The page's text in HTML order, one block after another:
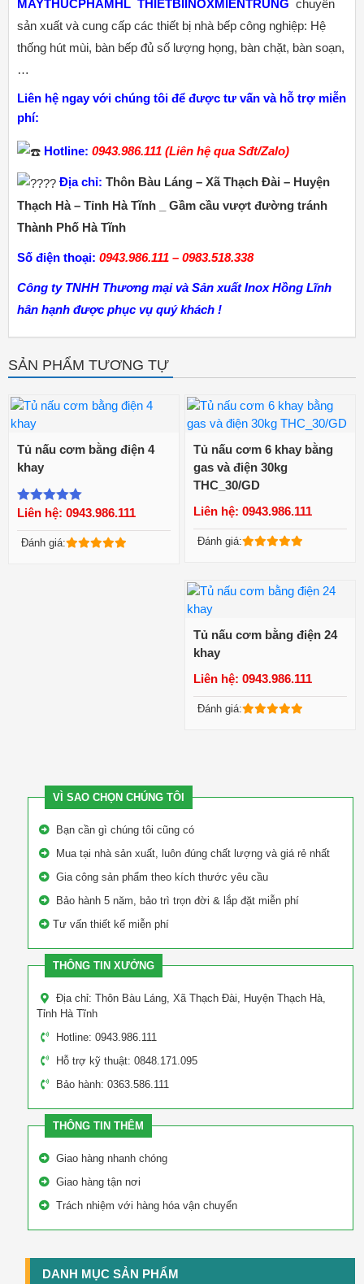
MAYTHUCPHAMHL THIETBIINOXMIENTRUNG chuyên
sản xuất và cung cấp các thiết bị nhà bếp công nghiệp: Hệ
thống hút mùi, bàn bếp đủ số lượng họng, bàn chặt, bàn soạn,
…
Liên hệ ngay với chúng tôi để được tư vấn và hỗ trợ miễn
phí:
Hotline: 0943.986.111 (Liên hệ qua Sđt/Zalo)
Địa chỉ: Thôn Bàu Láng – Xã Thạch Đài – Huyện
Thạch Hà – Tỉnh Hà Tĩnh _ Gầm cầu vượt đường tránh
Thành Phố Hà Tĩnh
Số điện thoại: 0943.986.111 – 0983.518.338
Công ty TNHH Thương mại và Sản xuất Inox Hồng Lĩnh
hân hạnh được phục vụ quý khách !
SẢN PHẨM TƯƠNG TỰ
Xem chi tiết
Tủ nấu cơm bằng điện 4
khay
Được xếp
hạng5.005
Liên hệ: 0943.986.111
Đánh giá:
Xem chi tiết
Tủ nấu cơm 6 khay bằng
gas và điện 30kg
THC_30/GD
Liên hệ: 0943.986.111
Đánh giá:
Xem chi tiết
Tủ nấu cơm bằng điện 24
khay
Liên hệ: 0943.986.111
Đánh giá:
VÌ SAO CHỌN CHÚNG TÔI
Bạn cần gì chúng tôi cũng có
Mua tại nhà sản xuất, luôn đúng chất lượng và giá rẻ nhất
Gia công sản phẩm theo kích thước yêu cầu
Bảo hành 5 năm, bảo trì trọn đời & lắp đặt miễn phí
Tư vấn thiết kế miễn phí
THÔNG TIN XƯỞNG
Địa chỉ: Thôn Bàu Láng, Xã Thạch Đài, Huyện Thạch Hà,
Tỉnh Hà Tĩnh
Hotline: 0943.986.111
Hỗ trợ kỹ thuật: 0848.171.095
Bảo hành: 0363.586.111
THÔNG TIN THÊM
Giao hàng nhanh chóng
Giao hàng tận nơi
Trách nhiệm với hàng hóa vận chuyển
DANH MỤC SẢN PHẨM